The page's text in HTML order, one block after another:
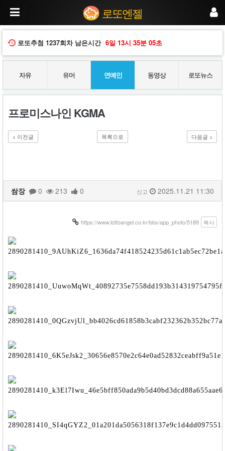
스
K
로또엔젤
로또추첨 1237회차남은시간 6일 13시 35분 04초
자유 유머 연예인 동영상 로또뉴스
프로미스나인 KGMA
< 이전글 목록으로 다음글 >
쌈장 0 213 0 신고 2025.11.21 11:30
https://www.lottoangel.co.kr/bbs/app_photo/5189 복사